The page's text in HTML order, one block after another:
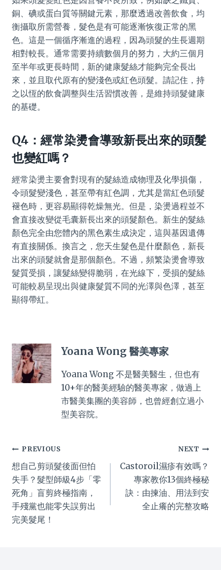
銅、碘或蛋白質等關鍵元素，那麼透過改善飲食，均
衡攝取所需營養，髮色是有可能逐漸恢復正常的黑
色。這是一個循序漸進的過程，因為頭髮的生長週期
相對較長。通常需要持續數個月的努力，大約三個月
至半年或更長時間，新的健康髮絲才能夠完全長出
來，並且取代原有的變淺色或紅色頭髮。請記住，持
之以恆的飲食調整與生活習慣改善，是維持頭髮健康
的基礎。
Q4：經常染燙會導致新長出來的頭髮
也變紅嗎？
經常染燙主要會對現有的髮絲造成物理及化學損傷，
令頭髮變淺色，甚至帶有紅色調，尤其是當紅色頭髮
褪色時，更容易顯得乾燥無光。但是，染燙過程並不
會直接改變從毛囊新長出來的頭髮顏色。新生的髮絲
顏色完全由您體內的黑色素生成決定，這與基因遺傳
有直接關係。換言之，您天生髮色是什麼顏色，新長
出來的頭髮就會是那個顏色。不過，頻繁染燙會導致
髮質受損，讓髮絲變得脆弱，在光線下，受損的髮絲
可能較易呈現出與健康髮質不同的光澤與色澤，甚至
顯得帶紅。
Yoana Wong 醫美專家
Yoana Wong 不是醫美醫生，但也有
10+年的醫美經驗的醫美專家，做過上
市醫美集團的美容師，也曾經創立過小
型美容院。
Post
navigation
PREVIOUS
想自己剪頭髮後面但怕
失手？髮型師級4步「零
死角」盲剪終極指南，
手殘黨也能零失誤剪出
完美髮尾！
NEXT
Castoroil濕疹有效嗎？
專家教你13個終極秘
訣：由揀油、用法到安
全止癢的完整攻略